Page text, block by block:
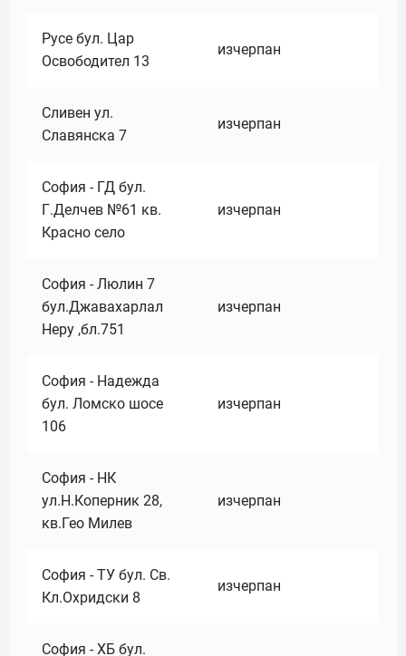
Русе бул. Цар
Освободител 13
изчерпан
Сливен ул.
Славянска 7
изчерпан
София - ГД бул.
Г.Делчев №61 кв.
Красно село
изчерпан
София - Люлин 7
бул.Джавахарлал
Неру ,бл.751
изчерпан
София - Надежда
бул. Ломско шосе
106
изчерпан
София - НК
ул.Н.Коперник 28,
кв.Гео Милев
изчерпан
София - ТУ бул. Св.
Кл.Охридски 8
изчерпан
София - ХБ бул.